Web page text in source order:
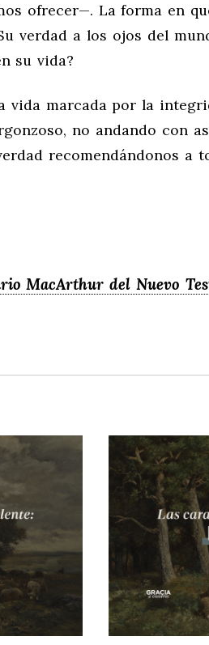
ofrecer—. La forma en
verdad a los ojos del
su vida?
vida marcada por la
no andando con
recomendándonos a
MacArthur del Nuevo